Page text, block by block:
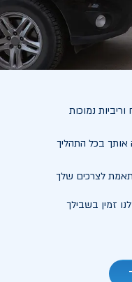
נמוכות
בכל התהליך
לצרכים שלך
זמין בשבילך